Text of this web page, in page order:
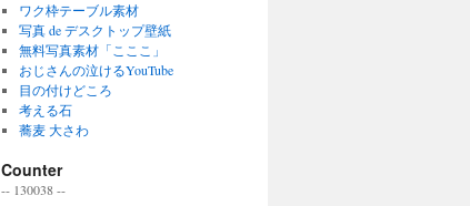
ワク枠テーブル素材
写真 de デスクトップ壁紙
無料写真素材「こここ」
おじさんの泣けるYouTube
目の付けどころ
考える石
蕎麦 大さわ
Counter
-- 130038--